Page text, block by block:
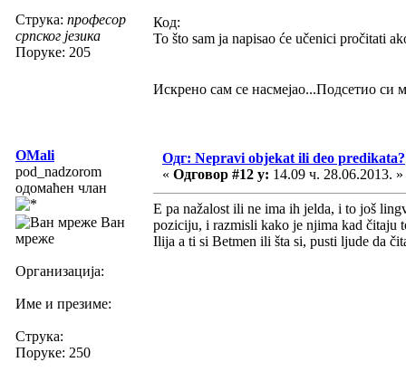
Струка: професор
српског језика
Поруке: 205
Код:
To što sam ja napisao će učenici pročitati
Искрено сам се насмејао...Подсетио си
OMali
pod_nadzorom
одомаћен члан
Ван
мреже
Организација:
Име и презиме:
Струка:
Поруке: 250
Одг: Nepravi objekat ili deo predikata?
« Одговор #12 у: 14.09 ч. 28.06.2013. »
E pa nažalost ili ne ima ih jelda, i to još
poziciju, i razmisli kako je njima kad čitaju
Ilija a ti si Betmen ili šta si, pusti ljude da